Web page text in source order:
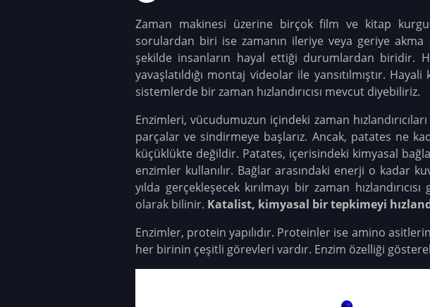
Zaman makinesi üzerine birçok film ve kitap
sorulardan biri ise zamanın ileriye veya geriye akma
şekilde insanların hayal ettiği durumlardan biridir.
yavaşlatıldığı montaj videolar ile yansıtılmıştır.
sistemlerde bir zaman hızlandırıcısı mevcut diyebiliriz.
Enzimleri, vücudumuzun içindeki zaman
parçalar ve sindirmeye başlarız. Ancak, patates ne
küçüklükte değildir. Patates, içerisindeki kimyasal
enzimler kullanılır. Bağlar arasındaki enerji o kadar
yılda gerçekleşecek kırılmayı bir zaman
olarak bilinir. Katalist, kimyasal bir tepkimeyi
Enzimler, protein yapılıdır. Proteinler ise amino
her birinin çeşitli görevleri vardır. Enzim özelliği